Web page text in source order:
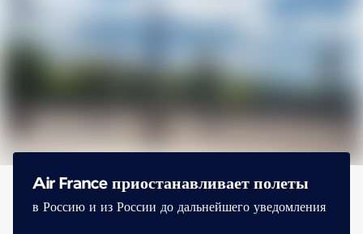
Air France приостанавливает полеты
в Россию и из России до дальнейшего уведомления